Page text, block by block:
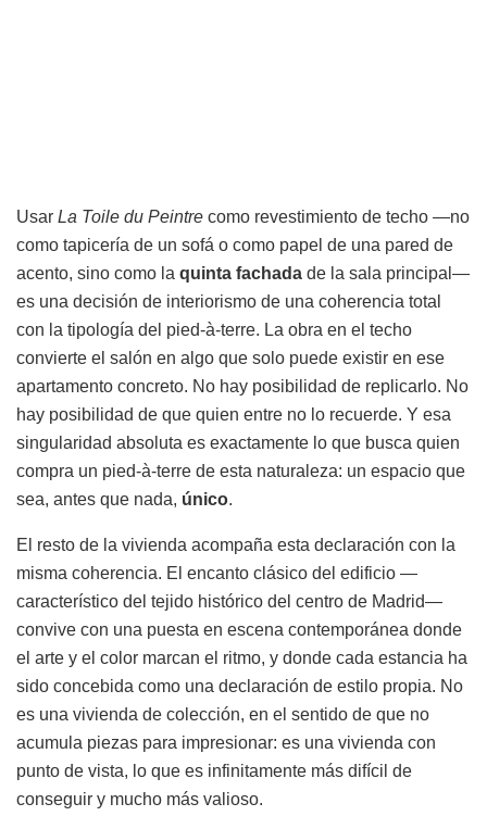
Usar La Toile du Peintre como revestimiento de techo —no
como tapicería de un sofá o como papel de una pared de
acento, sino como la quinta fachada de la sala principal—
es una decisión de interiorismo de una coherencia total
con la tipología del pied-à-terre. La obra en el techo
convierte el salón en algo que solo puede existir en ese
apartamento concreto. No hay posibilidad de replicarlo. No
hay posibilidad de que quien entre no lo recuerde. Y esa
singularidad absoluta es exactamente lo que busca quien
compra un pied-à-terre de esta naturaleza: un espacio que
sea, antes que nada, único.
El resto de la vivienda acompaña esta declaración con la
misma coherencia. El encanto clásico del edificio —
característico del tejido histórico del centro de Madrid—
convive con una puesta en escena contemporánea donde
el arte y el color marcan el ritmo, y donde cada estancia ha
sido concebida como una declaración de estilo propia. No
es una vivienda de colección, en el sentido de que no
acumula piezas para impresionar: es una vivienda con
punto de vista, lo que es infinitamente más difícil de
conseguir y mucho más valioso.